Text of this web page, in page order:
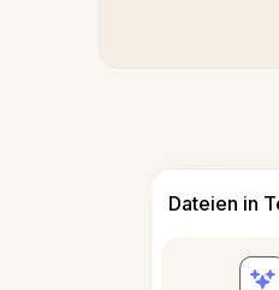
Dateien in